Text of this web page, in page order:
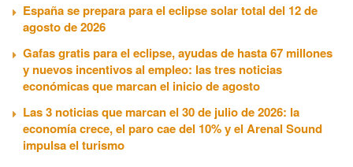
España se prepara para el eclipse solar total del 12 de
agosto de 2026
Gafas gratis para el eclipse, ayudas de hasta 67 millones
y nuevos incentivos al empleo: las tres noticias
económicas que marcan el inicio de agosto
Las 3 noticias que marcan el 30 de julio de 2026: la
economía crece, el paro cae del 10% y el Arenal Sound
impulsa el turismo